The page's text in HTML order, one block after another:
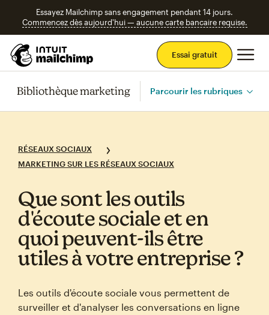
Essayez Mailchimp sans engagement pendant 14 jours.
Commencez dès aujourd'hui — aucune carte bancaire requise.
Essai gratuit
Bibliothèque marketing Parcourir les rubriques
RÉSEAUX SOCIAUX
MARKETING SUR LES RÉSEAUX SOCIAUX
Que sont les outils
d'écoute sociale et en
quoi peuvent‑ils être
utiles à votre entreprise ?
Les outils d'écoute sociale vous permettent de
surveiller et d'analyser les conversations en ligne